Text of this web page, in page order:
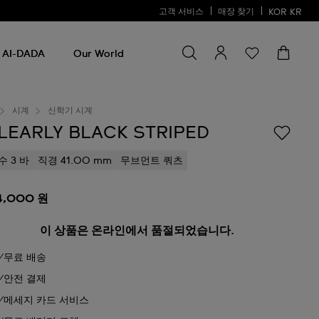
고객 서비스 매장 찾기 KOR KR
AI-DADA Our World
색
검색
시계 신학기 시계
BLACK STRIPED
3 바 직경 41.00 mm 무브먼트 쿼츠
원
이 상품은 온라인에서 품절되었습니다.
무료 배송
안전 결제
메세지 카드 서비스